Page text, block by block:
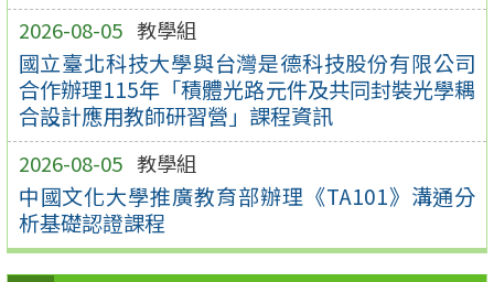
2026-08-05 教學組
國立臺北科技大學與台灣是德科技股份有限公司
合作辦理115年「積體光路元件及共同封裝光學耦
合設計應用教師研習營」課程資訊
2026-08-05 教學組
中國文化大學推廣教育部辦理《TA101》溝通分
析基礎認證課程